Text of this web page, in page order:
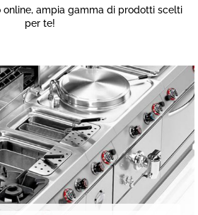
online, ampia gamma di prodotti scelti
per te!